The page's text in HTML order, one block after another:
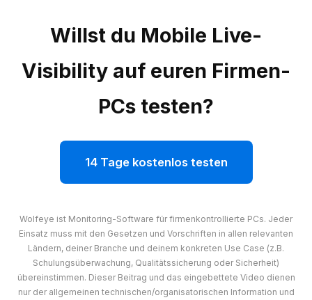
Willst du Mobile Live-
Visibility auf euren Firmen-
PCs testen?
14 Tage kostenlos testen
Wolfeye ist Monitoring-Software für firmenkontrollierte PCs. Jeder
Einsatz muss mit den Gesetzen und Vorschriften in allen relevanten
Ländern, deiner Branche und deinem konkreten Use Case (z.B.
Schulungsüberwachung, Qualitätssicherung oder Sicherheit)
übereinstimmen. Dieser Beitrag und das eingebettete Video dienen
nur der allgemeinen technischen/organisatorischen Information und